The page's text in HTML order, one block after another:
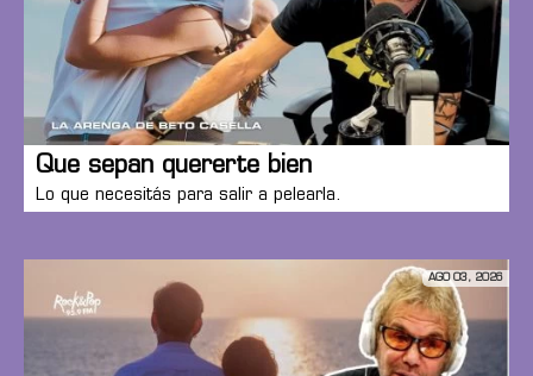
Que sepan quererte bien
Lo que necesitás para salir a pelearla.
AGO 03, 2026